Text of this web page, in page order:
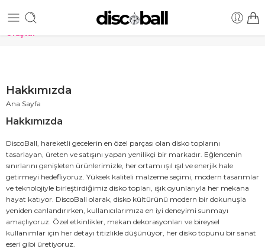
TÜRKİYE'nin en uygun DİSKO TOPU fiyatları! Hemen Sipariş
Oluştur
Hakkımızda
Ana Sayfa
Hakkımızda
DiscoBall, hareketli gecelerin en özel parçası olan disko toplarını
tasarlayan, üreten ve satışını yapan yenilikçi bir markadır. Eğlencenin
sınırlarını genişleten ürünlerimizle, her ortamı ışıl ışıl ve enerjik hale
getirmeyi hedefliyoruz. Yüksek kaliteli malzeme seçimi, modern tasarımlar
ve teknolojiyle birleştirdiğimiz disko topları, ışık oyunlarıyla her mekana
hayat katıyor. DiscoBall olarak, disko kültürünü modern bir dokunuşla
yeniden canlandırırken, kullanıcılarımıza en iyi deneyimi sunmayı
amaçlıyoruz. Özel etkinlikler, mekan dekorasyonları ve bireysel
kullanımlar için her detayı titizlikle düşünüyor, her disko topunu bir sanat
eseri gibi üretiyoruz.